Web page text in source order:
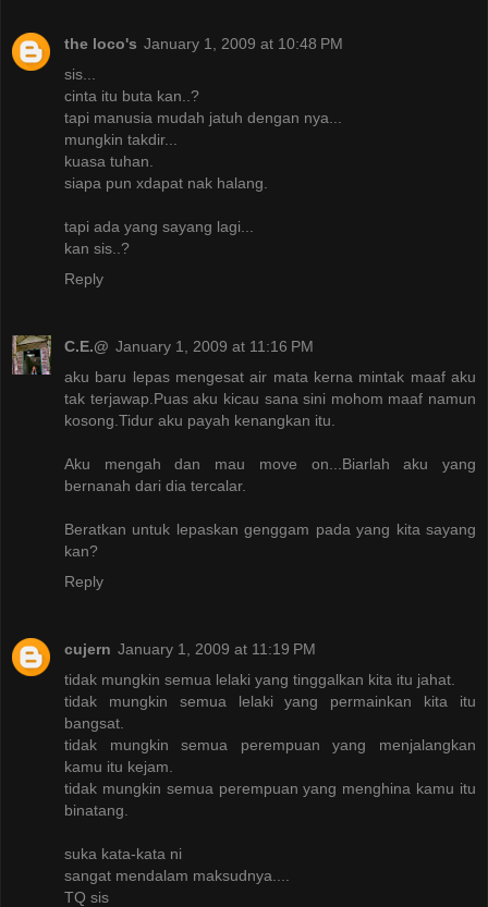
the loco's January 1, 2009 at 10:48 PM
sis...
cinta itu buta kan..?
tapi manusia mudah jatuh dengan nya...
mungkin takdir...
kuasa tuhan.
siapa pun xdapat nak halang.
tapi ada yang sayang lagi...
kan sis..?
Reply
C.E.@ January 1, 2009 at 11:16 PM
aku baru lepas mengesat air mata kerna mintak maaf aku
tak terjawap.Puas aku kicau sana sini mohom maaf namun
kosong.Tidur aku payah kenangkan itu.
Aku mengah dan mau move on...Biarlah aku yang
bernanah dari dia tercalar.
Beratkan untuk lepaskan genggam pada yang kita sayang
kan?
Reply
cujern January 1, 2009 at 11:19 PM
tidak mungkin semua lelaki yang tinggalkan kita itu jahat.
tidak mungkin semua lelaki yang permainkan kita itu
bangsat.
tidak mungkin semua perempuan yang menjalangkan
kamu itu kejam.
tidak mungkin semua perempuan yang menghina kamu itu
binatang.
suka kata-kata ni
sangat mendalam maksudnya....
TQ sis